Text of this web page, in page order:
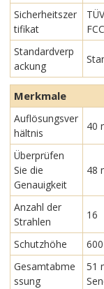
Sicherheitszer
tifikat
Standardverp
ackung
Merkmale
Auflösungsver
hältnis
40
Überprüfen
Sie die
Genauigkeit
48
Anzahl der
Strahlen
16
Schutzhöhe
Gesamtabme
ssung
51